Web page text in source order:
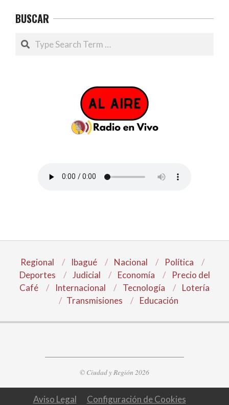
BUSCAR
Search
Regional Ibagué Nacional
Política
Deportes
Judicial Economía
Precio del
Café
Internacional Tecnología
Lotería
Transmisiones
Educación
© Ciudad y Región 2026
Aviso Legal Configuración de Cookies